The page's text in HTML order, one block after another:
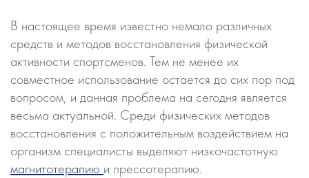
В настоящее время известно немало различных
средств и методов восстановления физической
активности спортсменов. Тем не менее их
совместное использование остается до сих пор под
вопросом, и данная проблема на сегодня является
весьма актуальной. Среди физических методов
восстановления с положительным воздействием на
организм специалисты выделяют низкочастотную
магнитотерапию и прессотерапию.